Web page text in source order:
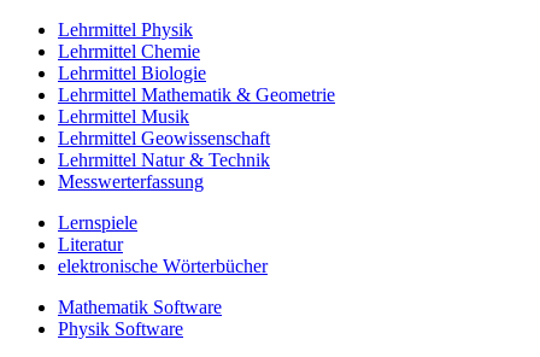
Lehrmittel Physik
Lehrmittel Chemie
Lehrmittel Biologie
Lehrmittel Mathematik & Geometrie
Lehrmittel Musik
Lehrmittel Geowissenschaft
Lehrmittel Natur & Technik
Messwerterfassung
Lernspiele
Literatur
elektronische Wörterbücher
Mathematik Software
Physik Software